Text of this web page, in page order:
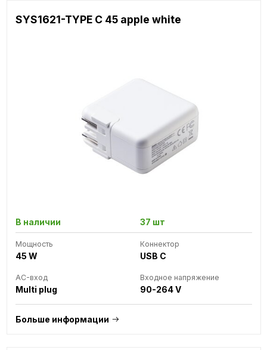
SYS1621-TYPE C 45 apple white
В наличии 37 шт
Мощность
45 W
Коннектор
USB C
AC-вход
Multi plug
Входное напряжение
90-264 V
Больше информации